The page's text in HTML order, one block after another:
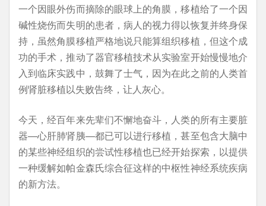
一个因眼外伤而摘除的眼球上的角膜，移植给了一个因
碱性烧伤而失明的患者，病人的视力得以恢复并终身保
持，虽然角膜移植严格地说只能算组织移植，但这个成
功的手术，推动了器官移植技术从实验室开始慢慢地介
入到临床实践中，鼓舞了士气，因为在此之前的人类首
例肾脏移植以失败告终，让人灰心。
今天，经百年来先辈们不懈地奋斗，人类的所有主要脏
器—心肝肺肾胰—都已可以进行移植，甚至包含大脑中
的某些神经组织的尝试性移植也已经开始探索，以提供
一种缓解如帕金森氏综合征这样的中枢性神经系统疾病
的新方法。